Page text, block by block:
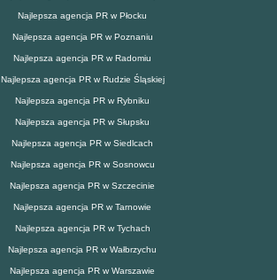
Najlepsza agencja PR w Płocku
Najlepsza agencja PR w Poznaniu
Najlepsza agencja PR w Radomiu
Najlepsza agencja PR w Rudzie Śląskiej
Najlepsza agencja PR w Rybniku
Najlepsza agencja PR w Słupsku
Najlepsza agencja PR w Siedlcach
Najlepsza agencja PR w Sosnowcu
Najlepsza agencja PR w Szczecinie
Najlepsza agencja PR w Tarnowie
Najlepsza agencja PR w Tychach
Najlepsza agencja PR w Wałbrzychu
Najlepsza agencja PR w Warszawie